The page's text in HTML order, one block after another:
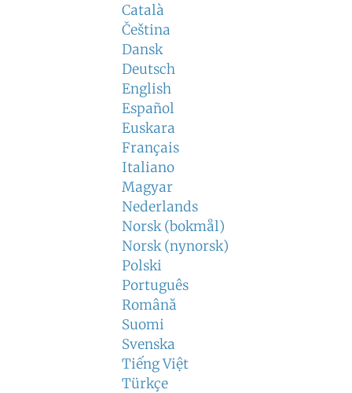
Català
Čeština
Dansk
Deutsch
English
Español
Euskara
Français
Italiano
Magyar
Nederlands
Norsk (bokmål)
Norsk (nynorsk)
Polski
Português
Română
Suomi
Svenska
Tiếng Việt
Türkçe